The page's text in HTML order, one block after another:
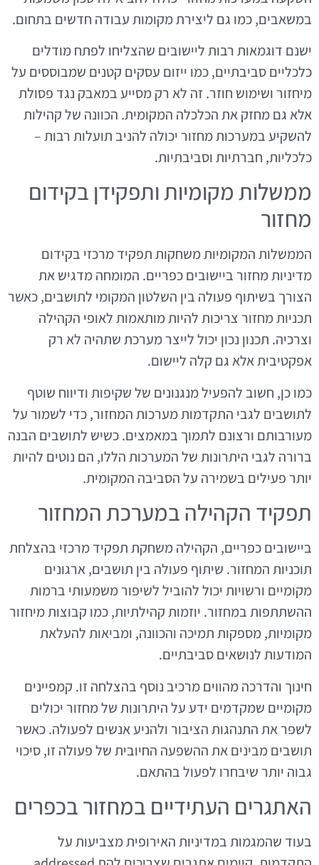
במשאבים, כמו גם ליצירת מקומות עבודה חדשים בתחום.
ישנם דוגמאות רבות ליישובים שהצליחו לפתח מודלים
כלכליים סביבתיים, כמו ייזום עסקים קטנים שמבוססים על
מיחזור ושימוש חוזר. זה לא רק מסייע במאבק נגד פסולת
אלא גם מחזק את הכלכלה המקומית. הכוונה של קהילות
להשקיע במערכות מחזור יכולה להניב תועלות רבות –
כלכליות, חברתיות וסביבתיות.
ממשלות מקומיות ותפקידן בקידום
מחזור
הממשלות המקומיות משחקות תפקיד מרכזי בקידום
מדיניות מחזור ביישובים כפריים. המומחה מדגיש את
הצורך בשיתוף פעולה בין השלטון המקומי לתושבים, כאשר
תכניות מחזור צריכות להיות מותאמות לאופי הקהילה
וצרכיה. תכנון נכון יכול לייצר מערכת שתהיה לא רק
אפקטיבית אלא גם קלה ליישום.
כמו כן, חשוב להפעיל מנגנונים של שקיפות ודיווח שוטף
לתושבים לגבי התקדמות מערכות המחזור, כדי לשמור על
מעורבותם ורצונם לתמוך במאמצים. כשיש לתושבים הבנה
ברורה לגבי היתרונות של המערכות הללו, הם נוטים להיות
יותר פעילים בשמירה על הסביבה המקומית.
תפקיד הקהילה במערכת המחזור
ביישובים כפריים, הקהילה משחקת תפקיד מרכזי בהצלחת
תוכניות המחזור. שיתוף פעולה בין תושבים, ארגונים
מקומיים ורשויות יכול להוביל לשיפור משמעותי ברמות
ההשתתפות במחזור. יוזמות קהילתיות, כמו קבוצות מיחזור
מקומיות, מספקות תמיכה והכוונה, ומביאות להעלאת
המודעות לנושאים סביבתיים.
חינוך והדרכה מהווים מרכיב נוסף בהצלחה זו. קמפיינים
מקומיים שמקדמים ידע על היתרונות של מחזור יכולים
לשפר את התנהגות הציבור ולהניע אנשים לפעולה. כאשר
תושבים מבינים את ההשפעה החיובית של פעולה זו, סיכוי
גבוה יותר שיבחרו לפעול בהתאם.
האתגרים העתידיים במחזור בכפרים
בעוד שהמגמות במדיניות האירופית מצביעות על